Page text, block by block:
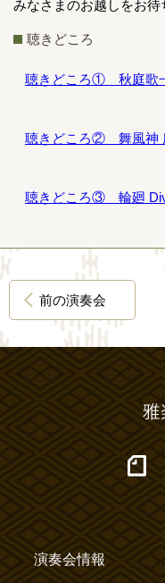
みなさまのお越しをお待
聴きどころ
聴きどころ① 秋庭歌
聴きどころ② 舞風神
聴きどころ③ 輪廻
前の演奏会
演奏会情報